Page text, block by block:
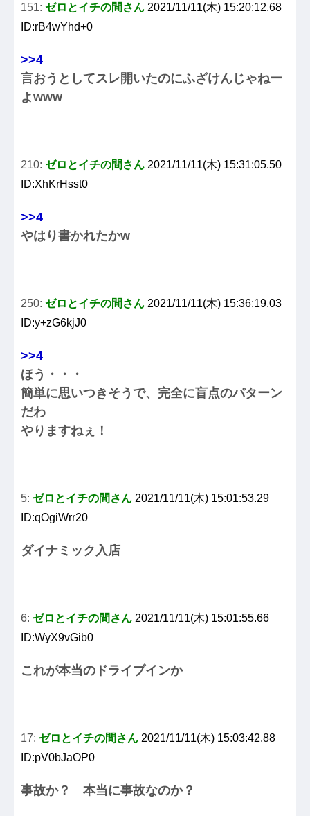
151: ゼロとイチの間さん 2021/11/11(木) 15:20:12.68
ID:rB4wYhd+0
>>4
言おうとしてスレ開いたのにふざけんじゃねー
よwww
210: ゼロとイチの間さん 2021/11/11(木) 15:31:05.50
ID:XhKrHsst0
>>4
やはり書かれたかw
250: ゼロとイチの間さん 2021/11/11(木) 15:36:19.03
ID:y+zG6kjJ0
>>4
ほう・・・
簡単に思いつきそうで、完全に盲点のパターン
だわ
やりますねぇ！
5: ゼロとイチの間さん 2021/11/11(木) 15:01:53.29
ID:qOgiWrr20
ダイナミック入店
6: ゼロとイチの間さん 2021/11/11(木) 15:01:55.66
ID:WyX9vGib0
これが本当のドライブインか
17: ゼロとイチの間さん 2021/11/11(木) 15:03:42.88
ID:pV0bJaOP0
事故か？ 本当に事故なのか？